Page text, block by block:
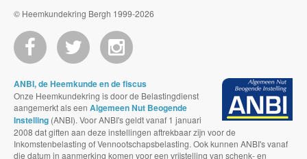
© Heemkundekring Bergh 1999-2026
ANBI, de Heemkunde en de fiscus
Onze Heemkundekring is door de Belastingdienst
aangemerkt als een Algemeen Nut Beogende
Instelling (ANBI). Voor ANBI's geldt vanaf 1 januari
2008 dat giften aan deze instellingen aftrekbaar zijn voor de
Inkomstenbelasting of Vennootschapsbelasting. Ook kunnen ANBI's vanaf
die datum in aanmerking komen voor een vrijstelling van schenk- en